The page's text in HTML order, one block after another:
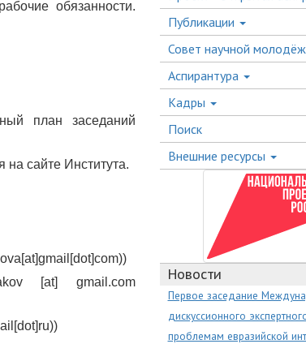
обязанности.
план заседаний
сайте Института.
)
[at] gmail.com
)
Публикации
Совет научной
Аспирантура
Кадры
Поиск
Внешние ресурсы
Новости
Первое заседание
дискуссионного
проблемам евразийской